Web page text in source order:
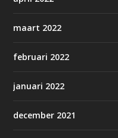
maart 2022
februari 2022
januari 2022
december 2021